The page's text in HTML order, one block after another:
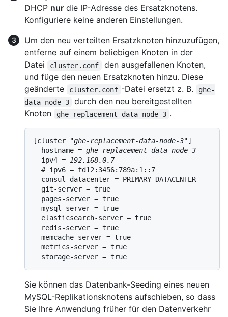
DHCP nur die IP-Adresse des Ersatzknotens.
Konfiguriere keine anderen Einstellungen.
Um den neu verteilten Ersatzknoten hinzuzufügen,
entferne auf einem beliebigen Knoten in der
Datei
cluster.conf
den ausgefallenen Knoten,
und füge den neuen Ersatzknoten hinzu. Diese
geänderte
cluster.conf -Datei ersetzt z. B.
ghe-
data-node-3
durch den neu bereitgestellten
Knoten
ghe-replacement-data-node-3 .
[cluster "ghe-replacement-data-node-3"]
  hostname =
ghe-replacement-data-node-3
  ipv4 =
192.168.0.7
  # ipv6 = fd12:3456:789a:1::7
  consul-datacenter = PRIMARY-DATACENTER
  git-server = true
  pages-server = true
  mysql-server = true
  elasticsearch-server = true
  redis-server = true
  memcache-server = true
  metrics-server = true
Sie können das Datenbank-Seeding eines neuen
MySQL-Replikationsknotens aufschieben, so dass
Sie Ihre Anwendung früher für den Datenverkehr